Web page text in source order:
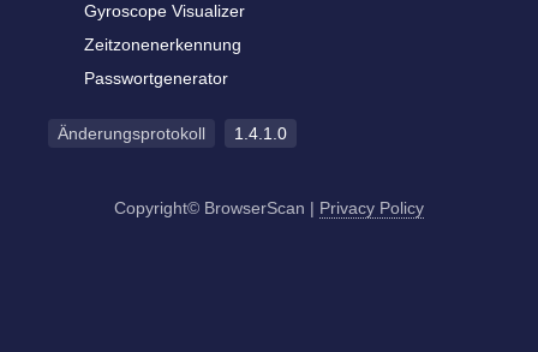
Gyroscope Visualizer
Zeitzonenerkennung
Passwortgenerator
Änderungsprotokoll 1.4.1.0
Copyright© BrowserScan | Privacy Policy